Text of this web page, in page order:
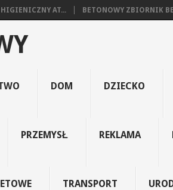
HIGIENICZNY AT... BETONOWY ZBIORNIK
DOM DZIECKO
PRZEMYSŁ REKLAMA
TRANSPORT